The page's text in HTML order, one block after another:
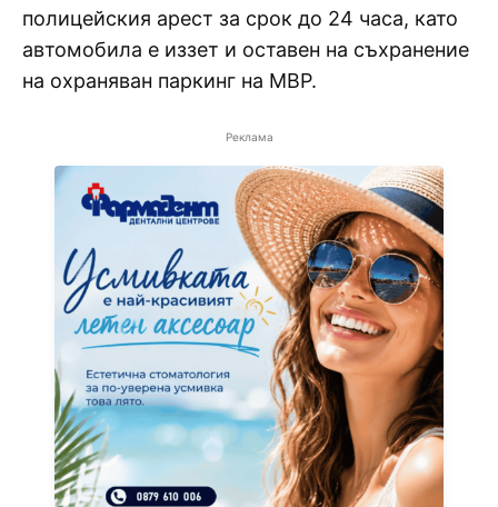
полицейския арест за срок до 24 часа, като
автомобила е иззет и оставен на съхранение
на охраняван паркинг на МВР.
Реклама